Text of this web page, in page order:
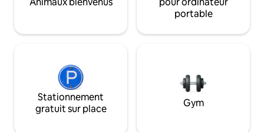
portable
Stationnement
gratuit sur place
Gym